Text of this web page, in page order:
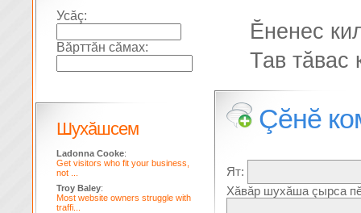
Ĕненес
Тав тăвас
Çĕнĕ
Ят:
Хăвăр шухăша çырса
Усăç:
Вăрттăн сăмах:
Шухăшсем
Ladonna Cooke:
Get visitors who fit your business,
not ...
Troy Baley:
Most website owners struggle with
traffi...